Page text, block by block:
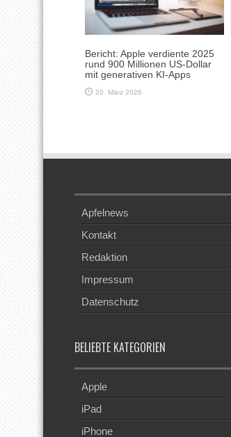
Bericht: Apple verdiente 2025
rund 900 Millionen US-Dollar
mit generativen KI-Apps
20. März 2026
Apfelnews
Kontakt
Redaktion
Impressum
Datenschutz
BELIEBTE KATEGORIEN
Apple
iPad
iPhone